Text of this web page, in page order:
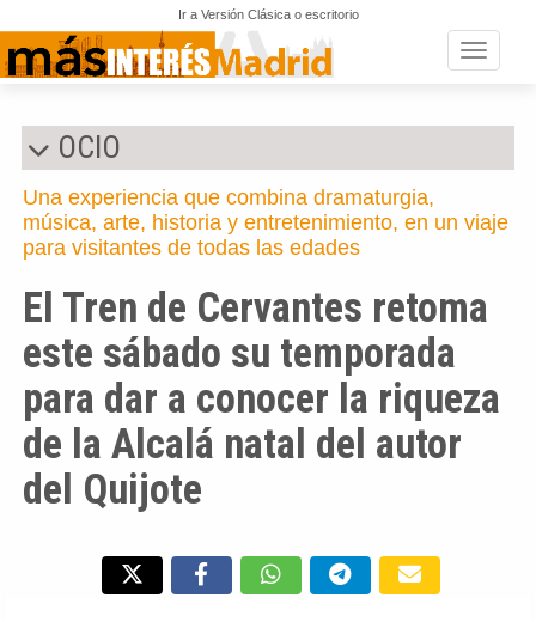
Ir a Versión Clásica o escritorio
Toggle
OCIO
Una experiencia que combina dramaturgia,
música, arte, historia y entretenimiento, en un viaje
para visitantes de todas las edades
El Tren de Cervantes retoma
este sábado su temporada
para dar a conocer la riqueza
de la Alcalá natal del autor
del Quijote